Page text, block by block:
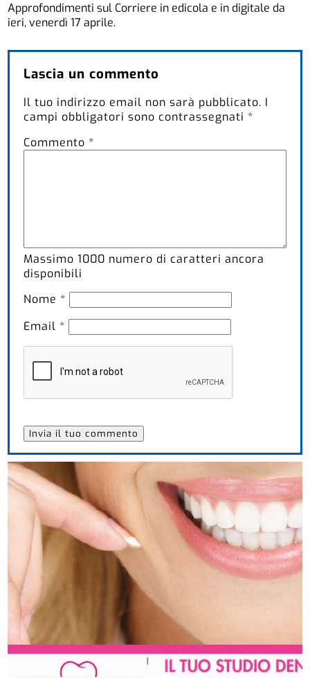
Approfondimenti sul Corriere in edicola e in digitale da
ieri, venerdì 17 aprile.
Lascia un commento
Il tuo indirizzo email non sarà pubblicato. I
campi obbligatori sono contrassegnati *
Commento *
Massimo1000 numero di caratteri ancora
disponibili
Nome *
Email *